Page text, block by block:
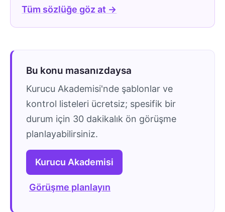
Tüm sözlüğe göz at →
Bu konu masanızdaysa
Kurucu Akademisi'nde şablonlar ve
kontrol listeleri ücretsiz; spesifik bir
durum için 30 dakikalık ön görüşme
planlayabilirsiniz.
Kurucu Akademisi
Görüşme planlayın